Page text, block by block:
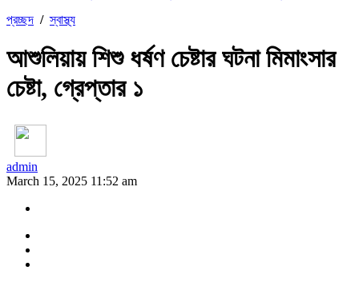
প্রচ্ছদ /স্বাস্থ্য
আশুলিয়ায় শিশু ধর্ষণ চেষ্টার ঘটনা মিমাংসার
চেষ্টা, গ্রেপ্তার ১
admin
March 15, 2025 11:52 am